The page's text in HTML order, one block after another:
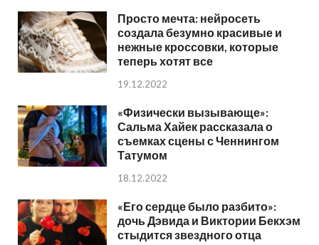
Просто мечта: нейросеть
создала безумно красивые и
нежные кроссовки, которые
теперь хотят все
19.12.2022
«Физически вызывающе»:
Сальма Хайек рассказала о
съемках сцены с Ченнингом
Татумом
18.12.2022
«Его сердце было разбито»:
дочь Дэвида и Виктории Бекхэм
стыдится звездного отца